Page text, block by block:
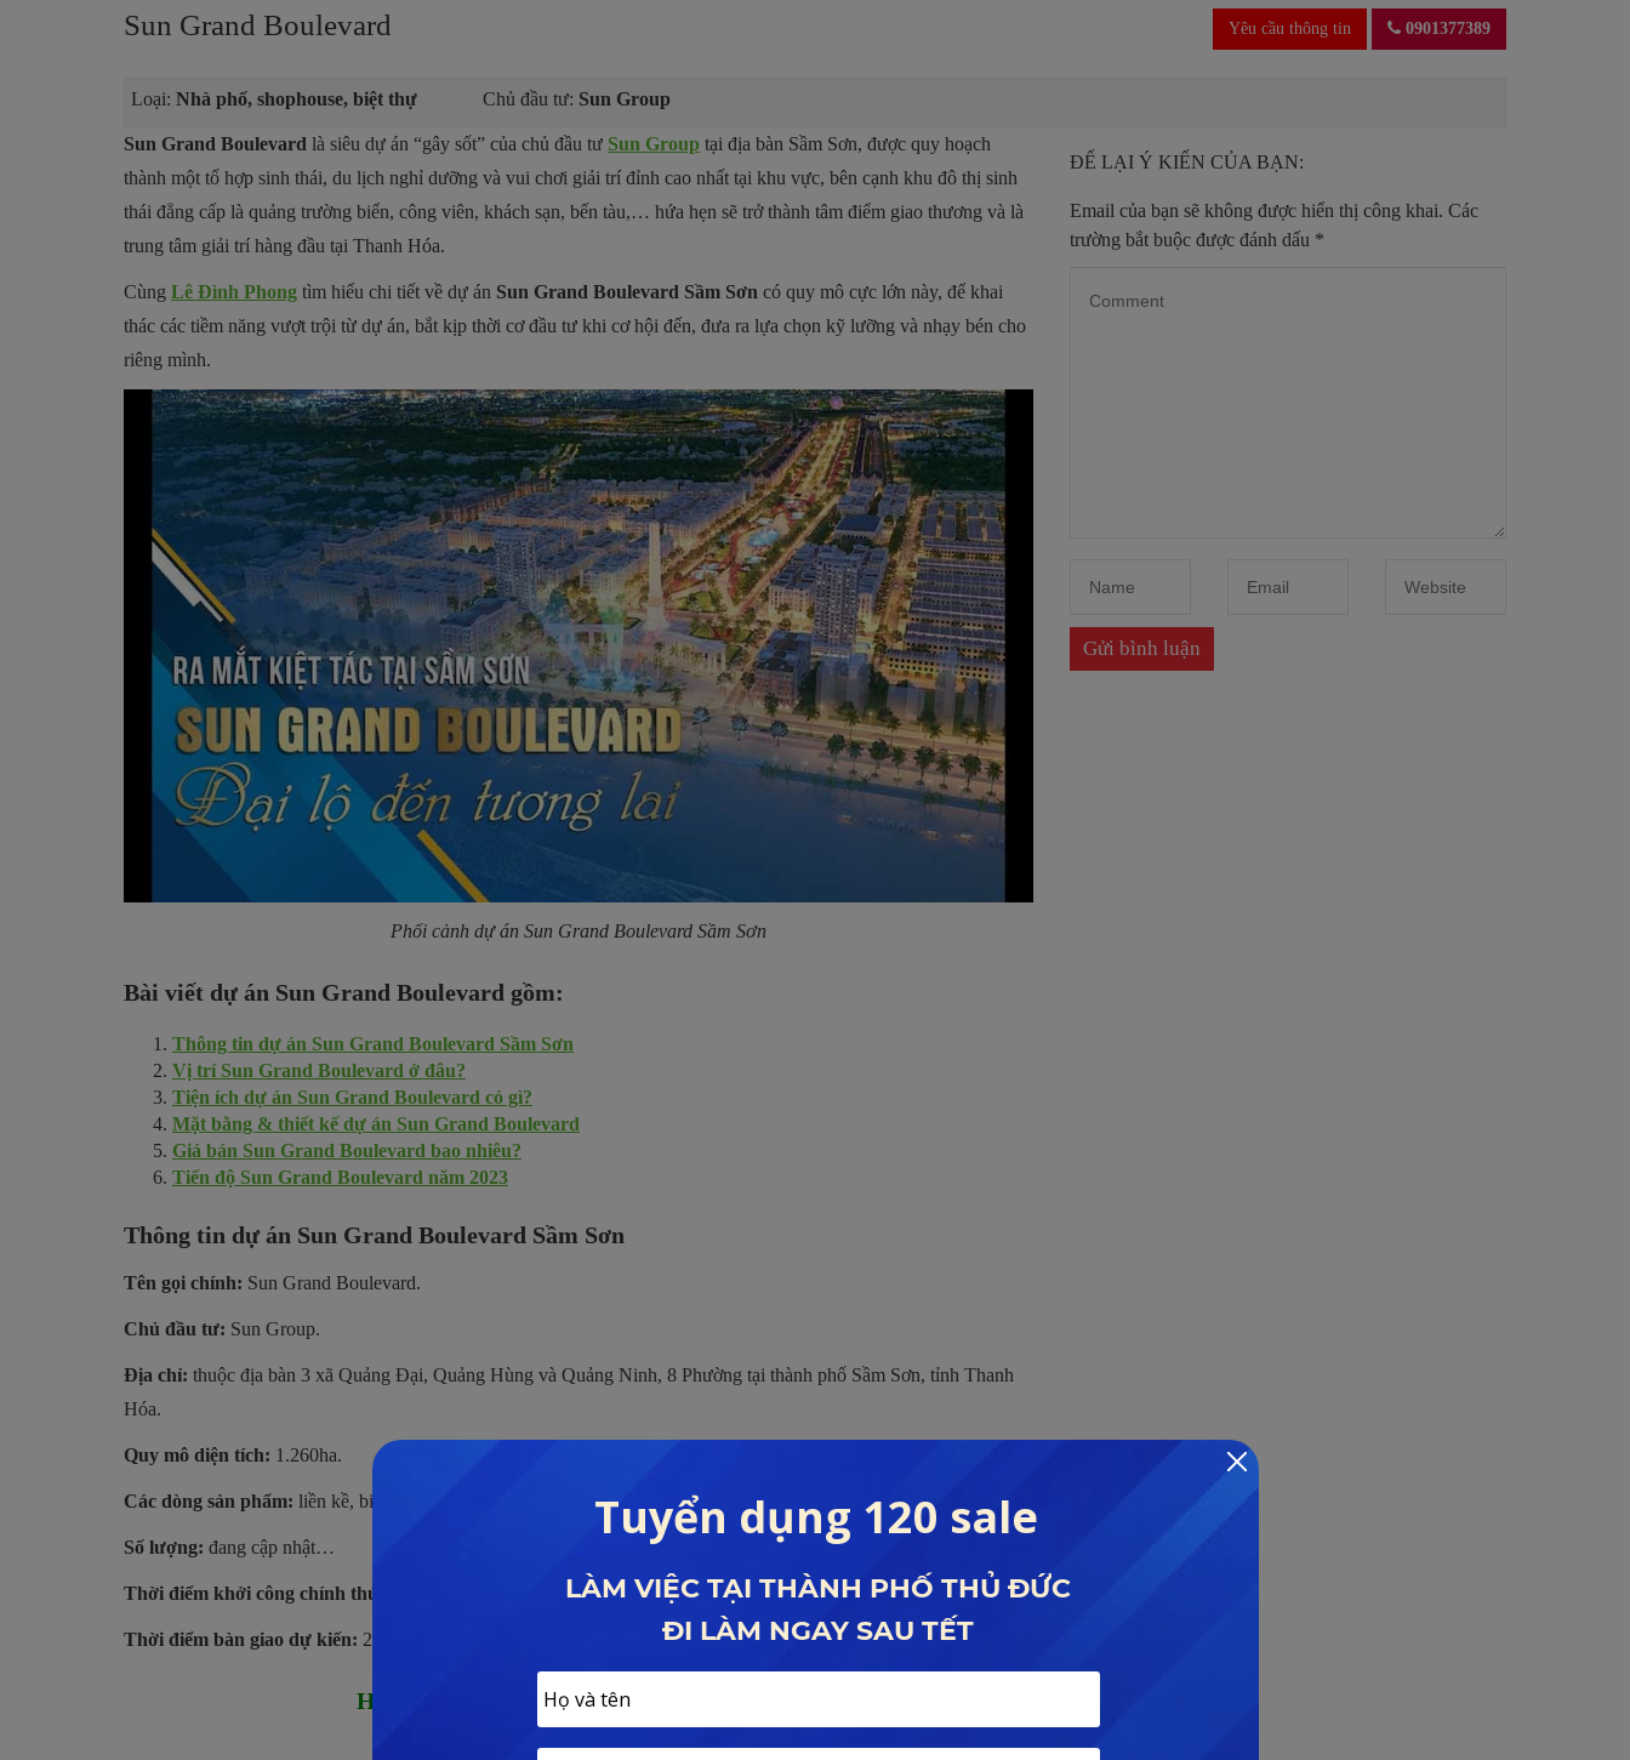
Sun Grand Boulevard Yêu cầu thông tin 0901377389
Loại: Nhà phố, shophouse, biệt thự Chủ đầu tư: Sun Group
Sun Grand Boulevard là siêu dự án “gây sốt” của chủ đầu tư Sun Group tại địa bàn Sầm Sơn, được quy hoạch
thành một tổ hợp sinh thái, du lịch nghỉ dưỡng và vui chơi giải trí đỉnh cao nhất tại khu vực, bên cạnh khu đô thị sinh
thái đẳng cấp là quảng trường biển, công viên, khách sạn, bến tàu,… hứa hẹn sẽ trở thành tâm điểm giao thương và là
trung tâm giải trí hàng đầu tại Thanh Hóa.
Cùng Lê Đình Phong tìm hiểu chi tiết về dự án Sun Grand Boulevard Sầm Sơn có quy mô cực lớn này, để khai
thác các tiềm năng vượt trội từ dự án, bắt kịp thời cơ đầu tư khi cơ hội đến, đưa ra lựa chọn kỹ lưỡng và nhạy bén cho
riêng mình.
Phối cảnh dự án Sun Grand Boulevard Sầm Sơn
Bài viết dự án Sun Grand Boulevard gồm:
Thông tin dự án Sun Grand Boulevard Sầm Sơn
Vị trí Sun Grand Boulevard ở đâu?
Tiện ích dự án Sun Grand Boulevard có gì?
Mặt bằng & thiết kế dự án Sun Grand Boulevard
Giá bán Sun Grand Boulevard bao nhiêu?
Tiến độ Sun Grand Boulevard năm 2023
Thông tin dự án Sun Grand Boulevard Sầm Sơn
Tên gọi chính: Sun Grand Boulevard.
Chủ đầu tư: Sun Group.
Địa chỉ: thuộc địa bàn 3 xã Quảng Đại, Quảng Hùng và Quảng Ninh, 8 Phường tại thành phố Sầm Sơn, tỉnh Thanh
Hóa.
Quy mô diện tích: 1.260ha.
Các dòng sản phẩm: liền kề, biệt thự, shophouse,…
Số lượng: đang cập nhật…
Thời điểm khởi công chính thức:
Thời điểm bàn giao dự kiến: 2023.
Hỗ trợ tư vấn dự án Sun Grand Boulevard
Hotline:0927.59.79.79
ĐỂ LẠI Ý KIẾN CỦA BẠN:
Email của bạn sẽ không được hiển thị công khai. Các
trường bắt buộc được đánh dấu *